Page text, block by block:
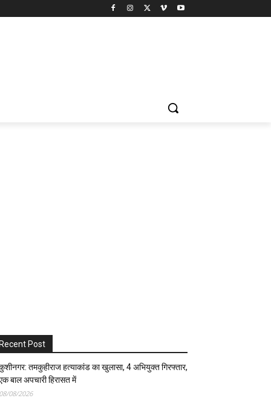
Recent Post
तमकुहीराज हत्याकांड का खुलासा, 4 अभियुक्त गिरफ्तार,
बाल अपचारी हिरासत में
08/08/2026